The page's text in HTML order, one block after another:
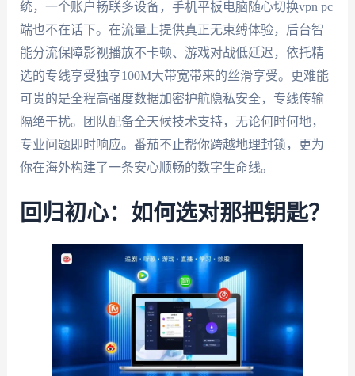
统，一个账户畅联多设备，手机平板电脑随心切换vpn pc
端也不在话下。在流量上提供真正无束缚体验，后台智
能分流保障影视播放不卡顿、游戏对战低延迟，依托精
选的专线享受独享100M大带宽带来的丝滑享受。更难能
可贵的是全程高强度数据加密护航隐私安全，专线传输
隔绝干扰。团队配备全天候技术支持，无论何时何地，
专业问题即时响应。番茄不止帮你跨越地理封锁，更为
你在海外构建了一条安心顺畅的数字生命线。
回归初心：如何选对那把钥匙？